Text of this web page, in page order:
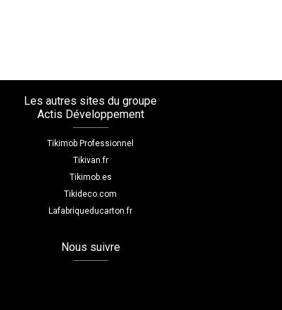
Les autres sites du groupe
Actis Développement
Tikimob Professionnel
Tikivan.fr
Tikimob.es
Tikideco.com
Lafabriqueducarton.fr
Nous suivre